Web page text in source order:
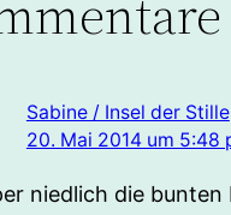
Sabine / Insel der Stille
20. Mai 2014 um 5:48
niedlich die bunten